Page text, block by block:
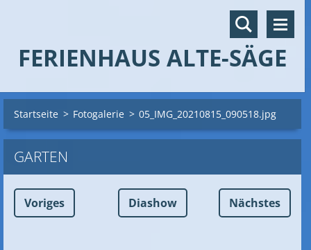
FERIENHAUS ALTE-SÄGE
Startseite > Fotogalerie > 05_IMG_20210815_090518.jpg
GARTEN
Voriges Diashow Nächstes